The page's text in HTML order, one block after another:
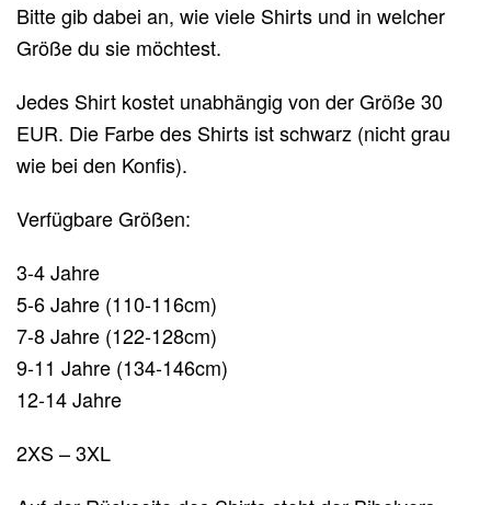
Bitte gib dabei an, wie viele Shirts und in welcher
Größe du sie möchtest.
Jedes Shirt kostet unabhängig von der Größe 30
EUR. Die Farbe des Shirts ist schwarz (nicht grau
wie bei den Konfis).
Verfügbare Größen:
3-4 Jahre
5-6 Jahre (110-116cm)
7-8 Jahre (122-128cm)
9-11 Jahre (134-146cm)
12-14 Jahre
2XS – 3XL